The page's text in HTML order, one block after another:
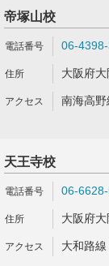
帝塚山校
06-
大阪府
南海高
天王寺校
06-
大阪府
大和路